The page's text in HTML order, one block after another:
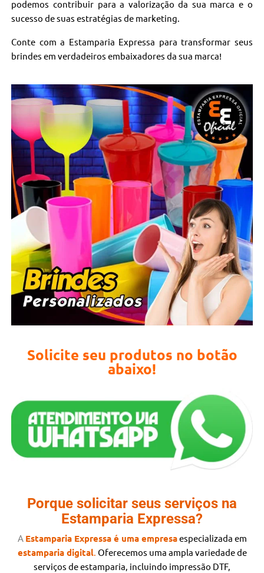
podemos contribuir para a valorização da sua marca e o
sucesso de suas estratégias de marketing.
Conte com a Estamparia Expressa para transformar seus
brindes em verdadeiros embaixadores da sua marca!
Solicite seu produtos no botão
abaixo!
Porque solicitar seus serviços na
Estamparia Expressa?
A Estamparia Expressa é uma empresaespecializada em
estamparia digital. Oferecemos uma ampla variedade de
serviços de estamparia, incluindo impressão DTF,